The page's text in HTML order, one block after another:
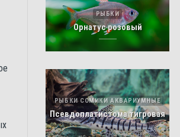
РЫБКИ
Орнатус розовый
РЫБКИ СОМИКИ АКВАРИУМНЫЕ
Псевдоплатистома тигровая